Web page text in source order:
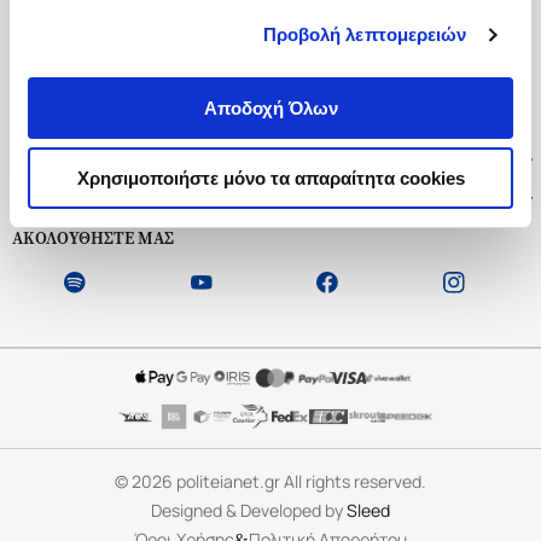
Προβολή λεπτομερειών
Αποδοχή Όλων
Χρησιμοποιήστε μόνο τα απαραίτητα cookies
Ασκληπιού 1-3, Αθήνα 106 79
Δευτέρα - Παρασκευή 09:00-21:00
Εξυπηρέτηση Πελατών
ΑΚΟΛΟΥΘΗΣΤΕ ΜΑΣ
©2026 politeianet.gr All rights reserved.
Designed & Developed bySleed